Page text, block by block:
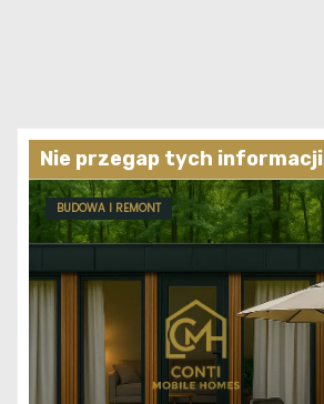
Nie przegap tych informacji
BUDOWA I REMONT